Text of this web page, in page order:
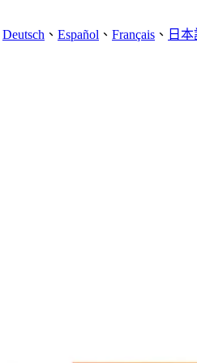
Deutsch 、 Español 、 Français 、 日